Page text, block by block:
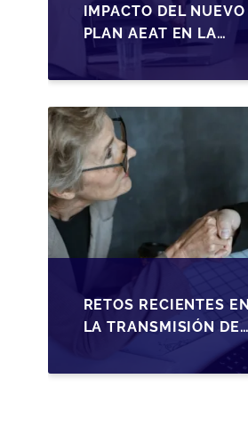
IMPACTO DEL NUEVO
PLAN AEAT EN LA
TRANSMISIÓN DE
PYMES ESPAÑOLAS
RETOS RECIENTES EN
LA TRANSMISIÓN DE
PYMES ESPAÑOLAS:
ADAPTACIONES